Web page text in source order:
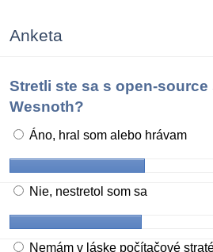
Anketa
Stretli ste sa s open-
Wesnoth?
Áno, hral som alebo hrávam
Nie, nestretol som sa
Nemám v láske počítačové